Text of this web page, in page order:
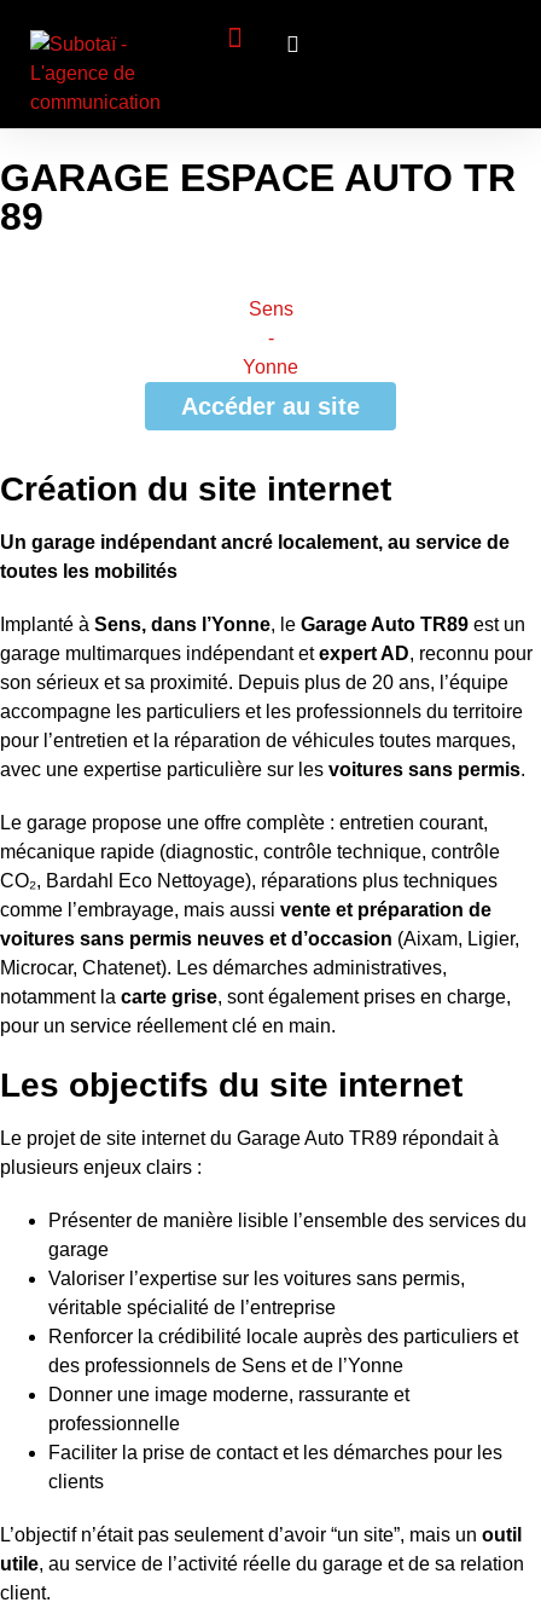
GARAGE ESPACE AUTO TR
89
Sens
-
Yonne
Accéder au site
Création du site internet
Un garage indépendant ancré localement, au service de
toutes les mobilités
Implanté à Sens, dans l’Yonne, le Garage Auto TR89 est un
garage multimarques indépendant etexpert AD, reconnu pour
son sérieux et sa proximité. Depuis plus de 20 ans, l’équipe
accompagne les particuliers et les professionnels du territoire
pour l’entretien et la réparation de véhicules toutes marques,
avec une expertise particulière sur les voitures sans permis.
Le garage propose une offre complète : entretien courant,
mécanique rapide (diagnostic, contrôle technique, contrôle
CO₂, Bardahl Eco Nettoyage), réparations plus techniques
comme l’embrayage, mais aussi vente et préparation de
voitures sans permis neuves et d’occasion (Aixam, Ligier,
Microcar, Chatenet). Les démarches administratives,
notamment la carte grise, sont également prises en charge,
pour un service réellement clé en main.
Les objectifs du site internet
Le projet de site internet du Garage Auto TR89 répondait à
plusieurs enjeux clairs :
Présenter de manière lisible l’ensemble des services du
garage
Valoriser l’expertise sur les voitures sans permis,
véritable spécialité de l’entreprise
Renforcer la crédibilité locale auprès des particuliers et
des professionnels de Sens et de l’Yonne
Donner une image moderne, rassurante et
professionnelle
Faciliter la prise de contact et les démarches pour les
clients
L’objectif n’était pas seulement d’avoir “un site”, mais un outil
utile, au service de l’activité réelle du garage et de sa relation
client.